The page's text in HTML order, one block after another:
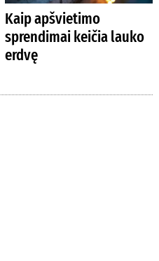
Kaip apšvietimo
sprendimai keičia lauko
erdvę